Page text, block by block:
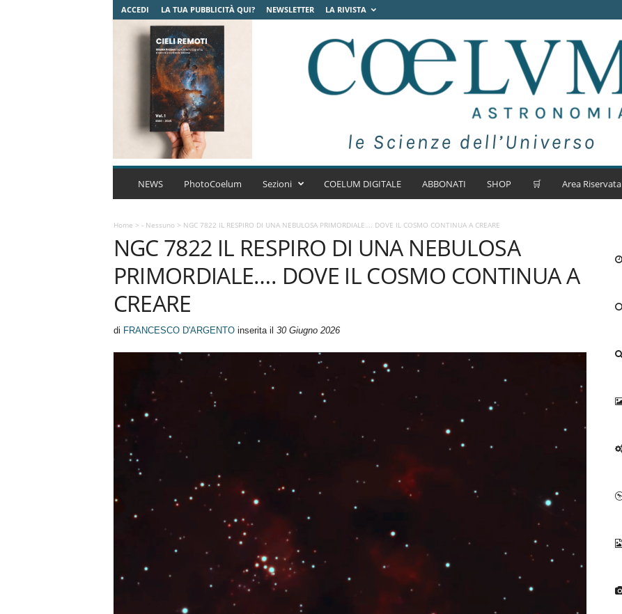
ACCEDI LA TUA PUBBLICITÀ QUI? NEWSLETTER LA RIVISTA
C
u
m
A
s
t
n
m
NEWS PhotoCoelum Sezioni COELUM DIGITALE ABBONATI SHOP 🛒 Area Riservata
Home > - Nessuno> NGC 7822 IL RESPIRO DI UNA NEBULOSA PRIMORDIALE…. DOVE IL COSMO CONTINUA A CREARE
NGC 7822 IL RESPIRO DI UNA NEBULOSA
PRIMORDIALE…. DOVE IL COSMO CONTINUA A
CREARE
di FRANCESCO D'ARGENTOinserita il 30 Giugno 2026